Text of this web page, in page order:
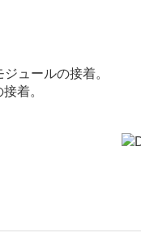
ュールの接着。
着。